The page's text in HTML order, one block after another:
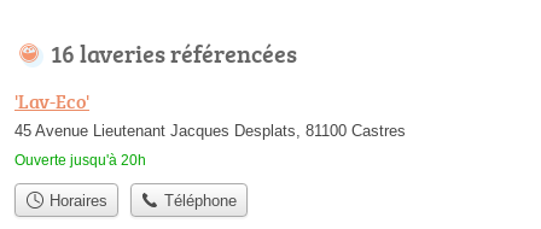
16 laveries référencées
'Lav-Eco'
45 Avenue Lieutenant Jacques Desplats, 81100 Castres
Ouverte jusqu'à 20h
Horaires Téléphone